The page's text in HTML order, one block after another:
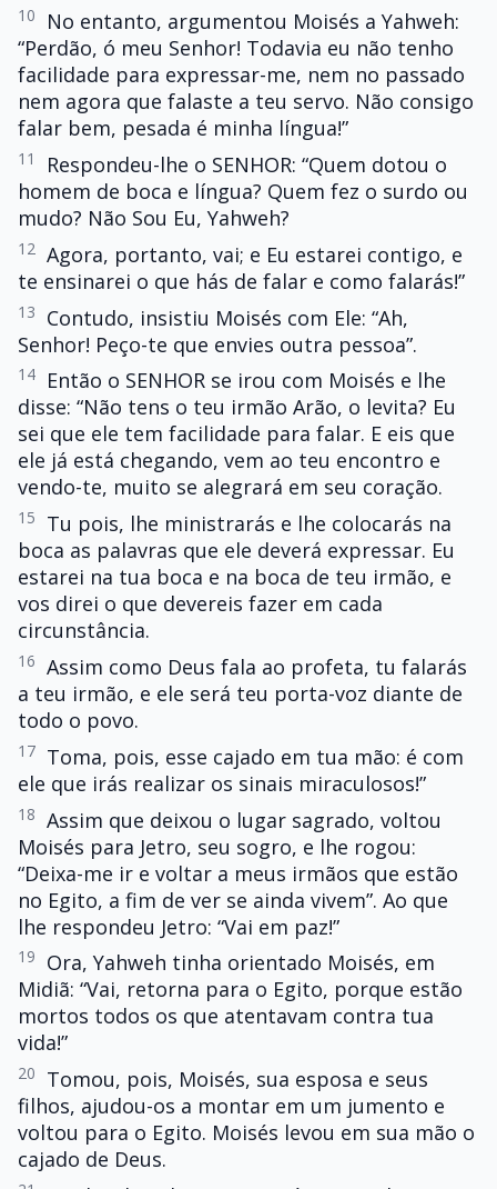
10
No entanto, argumentou Moisés a Yahweh:
“Perdão, ó meu Senhor! Todavia eu não tenho
facilidade para expressar-me, nem no passado
nem agora que falaste a teu servo. Não consigo
falar bem, pesada é minha língua!”
11
Respondeu-lhe o SENHOR: “Quem dotou o
homem de boca e língua? Quem fez o surdo ou
mudo? Não Sou Eu, Yahweh?
12 Agora, portanto, vai; e Eu estarei contigo, e
te ensinarei o que hás de falar e como falarás!”
13
Contudo, insistiu Moisés com Ele: “Ah,
Senhor! Peço-te que envies outra pessoa”.
14
Então o SENHOR se irou com Moisés e lhe
disse: “Não tens o teu irmão Arão, o levita? Eu
sei que ele tem facilidade para falar. E eis que
ele já está chegando, vem ao teu encontro e
vendo-te, muito se alegrará em seu coração.
15
Tu pois, lhe ministrarás e lhe colocarás na
boca as palavras que ele deverá expressar. Eu
estarei na tua boca e na boca de teu irmão, e
vos direi o que devereis fazer em cada
circunstância.
16 Assim como Deus fala ao profeta, tu falarás
a teu irmão, e ele será teu porta-voz diante de
todo o povo.
17 Toma, pois, esse cajado em tua mão: é com
ele que irás realizar os sinais miraculosos!”
18 Assim que deixou o lugar sagrado, voltou
Moisés para Jetro, seu sogro, e lhe rogou:
“Deixa-me ir e voltar a meus irmãos que estão
no Egito, a fim de ver se ainda vivem”. Ao que
lhe respondeu Jetro: “Vai em paz!”
19
Ora, Yahweh tinha orientado Moisés, em
Midiã: “Vai, retorna para o Egito, porque estão
mortos todos os que atentavam contra tua
vida!”
20
Tomou, pois, Moisés, sua esposa e seus
filhos, ajudou-os a montar em um jumento e
voltou para o Egito. Moisés levou em sua mão o
cajado de Deus.